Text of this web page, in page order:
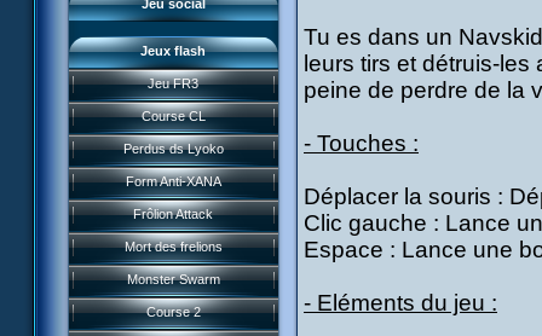
Jeu social
Jeux flash
Jeu FR3
Course CL
Perdus ds Lyoko
Form Anti-XANA
Frôlion Attack
Mort des frelions
Monster Swarm
Course 2
Présentation
Tu es dans un
leurs tirs et détruis-
peine de perdre de la
- Touches :
Déplacer la souris :
Clic gauche : Lance
Espace : Lance une
- Eléments du jeu :